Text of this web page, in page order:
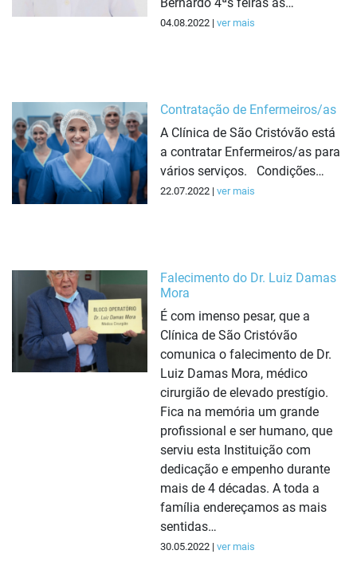
04.08.2022 | ver mais
Contratação de Enfermeiros/as
A Clínica de São Cristóvão está
a contratar Enfermeiros/as para
vários serviços. Condições…
22.07.2022 | ver mais
Falecimento do Dr. Luiz Damas
Mora
É com imenso pesar, que a
Clínica de São Cristóvão
comunica o falecimento de Dr.
Luiz Damas Mora, médico
cirurgião de elevado prestígio.
Fica na memória um grande
profissional e ser humano, que
serviu esta Instituição com
dedicação e empenho durante
mais de 4 décadas. A toda a
família endereçamos as mais
sentidas…
30.05.2022 | ver mais